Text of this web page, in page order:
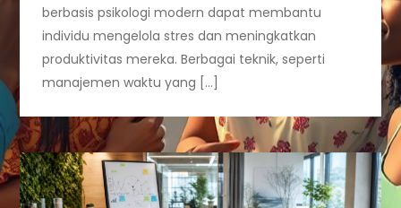
berbasis psikologi modern dapat membantu
individu mengelola stres dan meningkatkan
produktivitas mereka. Berbagai teknik, seperti
manajemen waktu yang […]